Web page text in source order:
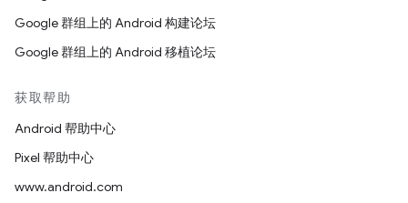
Google 群组上的 Android 构建论坛
Google 群组上的 Android 移植论坛
获取帮助
Android 帮助中心
Pixel 帮助中心
www.android.com